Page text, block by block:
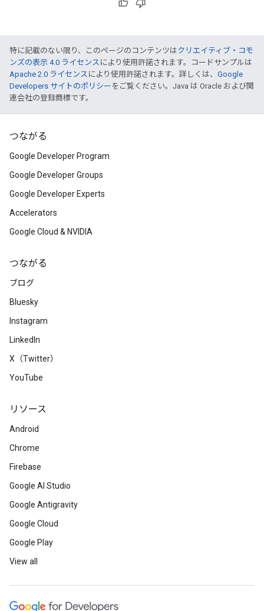
特に記載のない限り、このページのコンテンツはクリエイティブ・コモ
ンズの表示 4.0 ライセンス により使用許諾されます。コードサンプルは
Apache 2.0 ライセンス により使用許諾されます。詳しくは、 Google
Developers サイトのポリシー をご覧ください。Java は Oracle および関
連会社の登録商標です。
つながる
Google Developer Program
Google Developer Groups
Google Developer Experts
Accelerators
Google Cloud & NVIDIA
つながる
ブログ
Bluesky
Instagram
LinkedIn
X（Twitter）
YouTube
リソース
Android
Chrome
Firebase
Google AI Studio
Google Antigravity
Google Cloud
Google Play
View all